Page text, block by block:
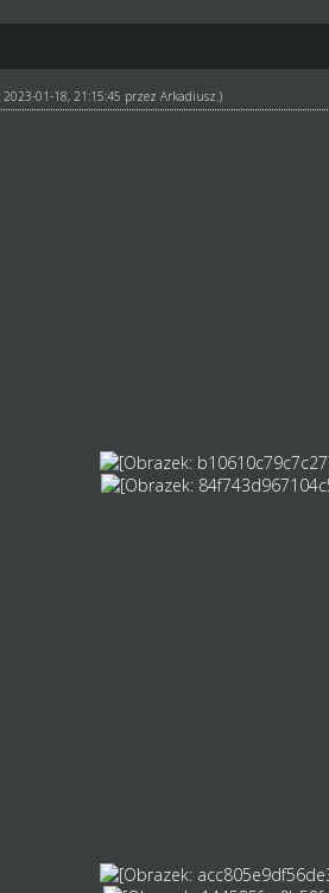
2023-01-18, 21:15:45 przez Arkadiusz.)